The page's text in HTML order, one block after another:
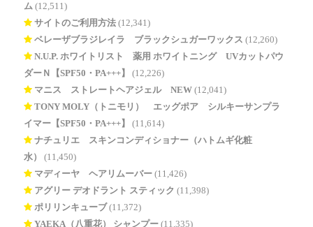
ム (12,511)
サイトのご利用方法 (12,341)
ベレーザブラジレイラ ブラックシュガーワックス (12,260)
N.U.P. ホワイトリスト 薬用 ホワイトニング UVカットパウ
ダーＮ【SPF50・PA+++】
(12,226)
マニス ストレートヘアジェル NEW (12,041)
TONY MOLY（トニモリ） エッグポア シルキーサンプラ
イマー【SPF50・PA+++】
(11,614)
ナチュリエ スキンコンディショナー（ハトムギ化粧
水）
(11,450)
マディーヤ ヘアリムーバー (11,426)
アグリー デオドラント スティック (11,398)
ポリリンキューブ (11,372)
YAEKA（八重花） シャンプー (11,335)